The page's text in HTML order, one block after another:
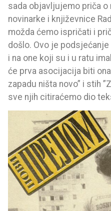
sada objavljujemo priča o
novinarke i književnice
možda ćemo ispričati i
došlo. Ovo je
i na one koji su i u ratu
će prva asocijacija biti
zapadu ništa novo” i stih
sve njih citiraćemo dio